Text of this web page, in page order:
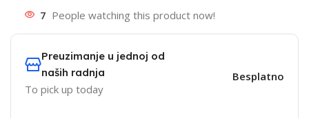
7 People watching this product now!
Preuzimanje u jednoj od
naših radnja
To pick up today
Besplatno